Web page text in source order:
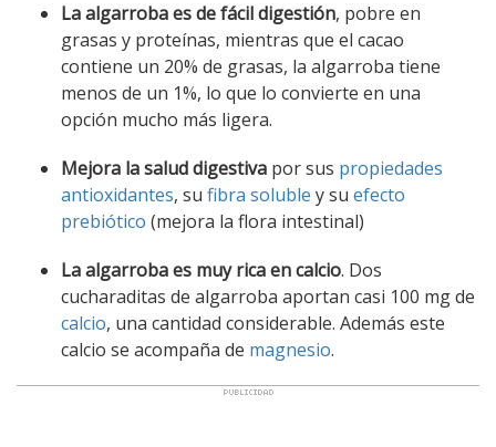
La algarroba es de fácil digestión, pobre en
grasas y proteínas, mientras que el cacao
contiene un 20% de grasas, la algarroba tiene
menos de un 1%, lo que lo convierte en una
opción mucho más ligera.
Mejora la salud digestiva por sus propiedades
antioxidantes, su fibra soluble y su efecto
prebiótico (mejora la flora intestinal)
La algarroba es muy rica en calcio. Dos
cucharaditas de algarroba aportan casi 100 mg de
calcio, una cantidad considerable. Además este
calcio se acompaña de magnesio.